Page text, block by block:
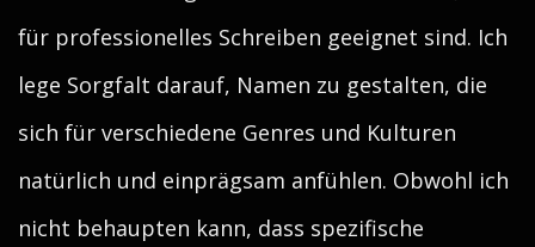
für professionelles Schreiben geeignet sind. Ich
lege Sorgfalt darauf, Namen zu gestalten, die
sich für verschiedene Genres und Kulturen
natürlich und einprägsam anfühlen. Obwohl ich
nicht behaupten kann, dass spezifische